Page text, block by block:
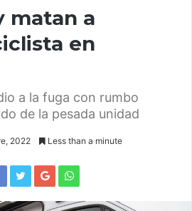
matan a
en
a la fuga con rumbo
de la pesada unidad
2022 Less than a minute